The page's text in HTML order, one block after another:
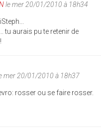
le mer 20/01/2010 à 18h34
tu aurais pu te retenir de
mer 20/01/2010 à 18h37
rosser ou se faire rosser.